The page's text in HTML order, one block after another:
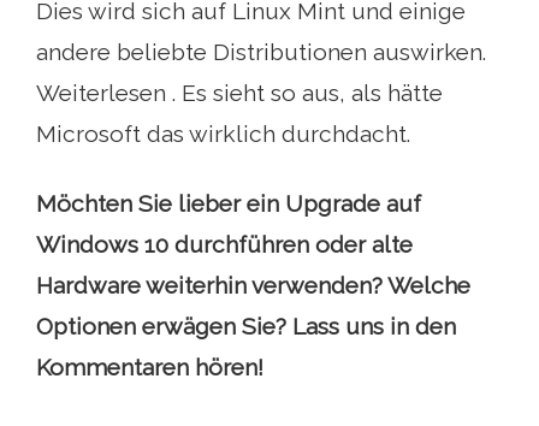
Dies wird sich auf Linux Mint und einige
andere beliebte Distributionen auswirken.
Weiterlesen . Es sieht so aus, als hätte
Microsoft das wirklich durchdacht.
Möchten Sie lieber ein Upgrade auf
Windows 10 durchführen oder alte
Hardware weiterhin verwenden? Welche
Optionen erwägen Sie? Lass uns in den
Kommentaren hören!